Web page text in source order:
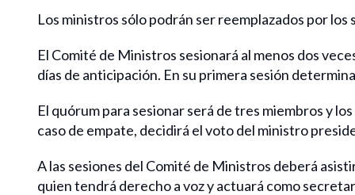
Los ministros sólo podrán ser reemplazados por
El Comité de Ministros sesionará al menos dos
días de anticipación. En su primera sesión
El quórum para sesionar será de tres miembros y
caso de empate, decidirá el voto del ministro
A las sesiones del Comité de Ministros deberá
quien tendrá derecho a voz y actuará como